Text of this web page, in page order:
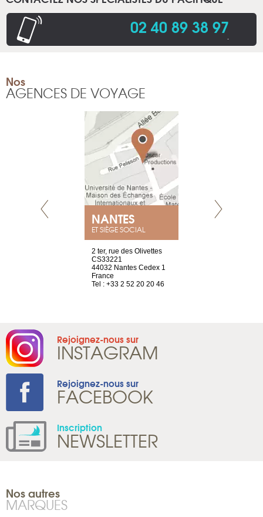
02 40 89 38 97.
Nos
AGENCES DE VOYAGE
NANTES
ET SIÈGE SOCIAL
2 ter, rue des Olivettes
CS33221
44032 Nantes Cedex 1
France
Tel : +33 2 52 20 20 46
Rejoignez-nous sur
INSTAGRAM
Rejoignez-nous sur
FACEBOOK
Inscription
NEWSLETTER
Nos autres
MARQUES